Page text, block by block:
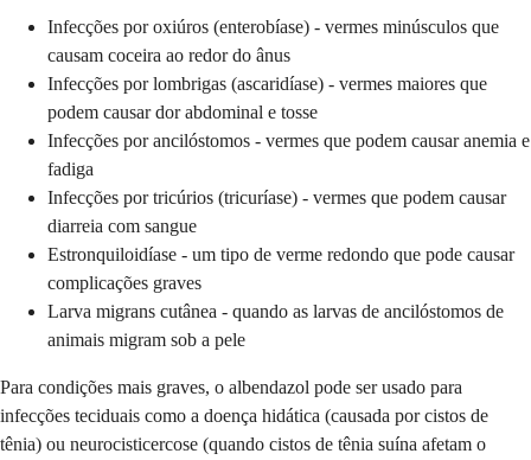
Infecções por oxiúros (enterobíase) - vermes minúsculos que
causam coceira ao redor do ânus
Infecções por lombrigas (ascaridíase) - vermes maiores que
podem causar dor abdominal e tosse
Infecções por ancilóstomos - vermes que podem causar anemia e
fadiga
Infecções por tricúrios (tricuríase) - vermes que podem causar
diarreia com sangue
Estronquiloidíase - um tipo de verme redondo que pode causar
complicações graves
Larva migrans cutânea - quando as larvas de ancilóstomos de
animais migram sob a pele
Para condições mais graves, o albendazol pode ser usado para
infecções teciduais como a doença hidática (causada por cistos de
tênia) ou neurocisticercose (quando cistos de tênia suína afetam o